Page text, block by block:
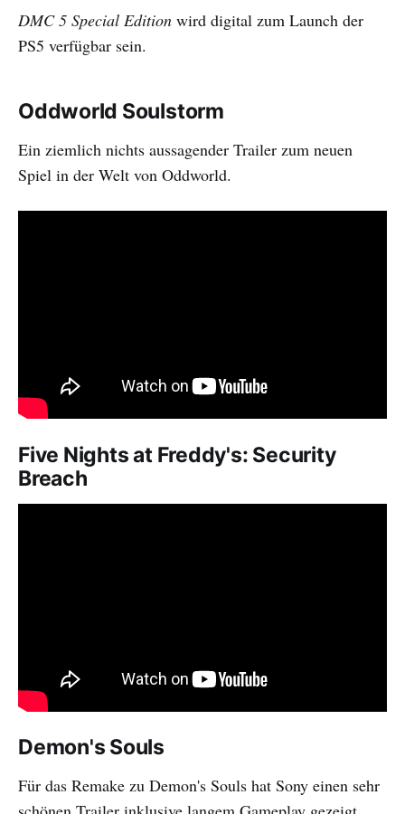
DMC 5 Special Edition wird digital zum Launch der
PS5 verfügbar sein.
Oddworld Soulstorm
Ein ziemlich nichts aussagender Trailer zum neuen
Spiel in der Welt von Oddworld.
Five Nights at Freddy's: Security
Breach
Demon's Souls
Für das Remake zu Demon's Souls hat Sony einen sehr